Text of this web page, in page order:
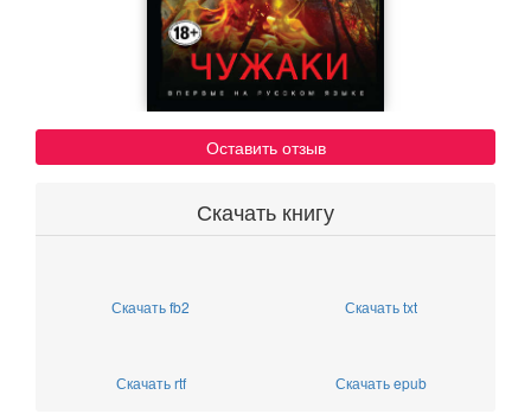
Оставить отзыв
Скачать книгу
Скачать fb2 Скачать txt
Скачать rtf Скачать epub